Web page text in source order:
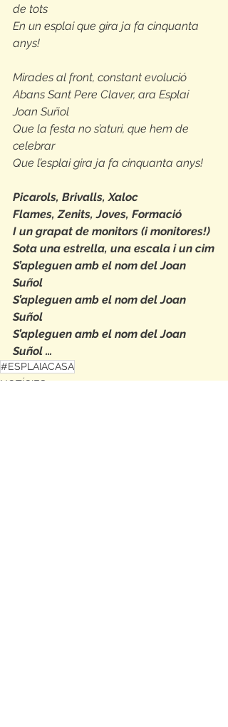
de tots
En un esplai que gira ja fa cinquanta
anys!
Mirades al front, constant evolució
Abans Sant Pere Claver, ara Esplai
Joan Suñol
Que la festa no s’aturi, que hem de
celebrar
Que l’esplai gira ja fa cinquanta anys!
Picarols, Brivalls, Xaloc
Flames, Zenits, Joves, Formació
I un grapat de monitors (i monitores!)
Sota una estrella, una escala i un cim
S’apleguen amb el nom del Joan
Suñol
S’apleguen amb el nom del Joan
Suñol
S’apleguen amb el nom del Joan
Suñol …
#ESPLAIACASA
NOTÍCIES